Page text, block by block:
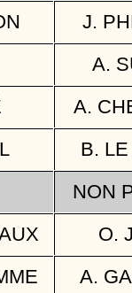
J.
A.
A.
B.
NON
O.
A.